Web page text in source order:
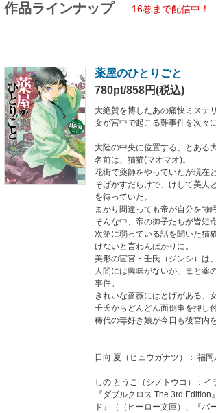
談事』などで装画、挿絵を担当。
作品ラインナップ 16巻まで配信中！
薬屋のひとりごと
780pt/858円(税込)
大絶賛を博したあの痛快ミステ
女が宮中で起こる難事件を次々
大陸の中央に位置する、とある
名前は、猫猫(マオマオ)。
花街で薬師をやっていたが現在
そばかすだらけで、けして美人
を待っていた。
まかり間違っても帝が自分を“御
そんな中、帝の御子たちが皆短
次第に弱っている話を聞いた猫
けないと言わんばかりに。
美形の宦官・壬氏（ジンシ）は
人間には興味がないが、毒と薬
事件。
きれいな薔薇にはとげがある、
壬氏からどんどん面倒事を押し
稀代の毒好き娘が今日も後宮内
日向 夏（ヒュウガナツ）： 福
しの とうこ（シノトウコ）：イ
『ダブルクロス The 3rd
ド』（（ヒーロー文庫）、『バ